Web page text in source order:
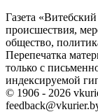
Газета
происшествия,
общество,
Перепечатка
только с
индексируемой
© 1906 - 2026